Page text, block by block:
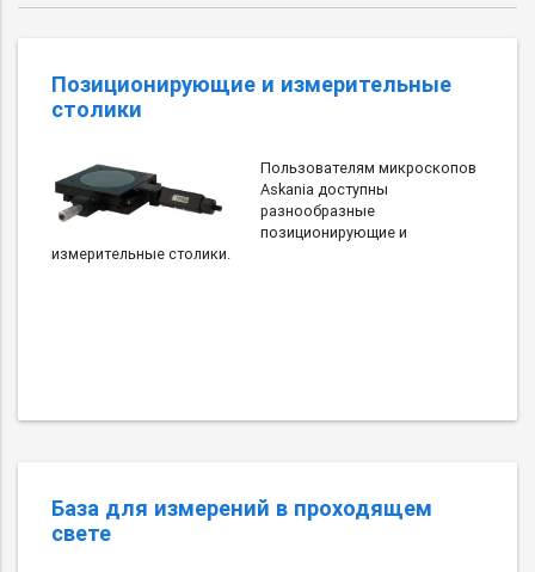
Позиционирующие и измерительные
столики
Пользователям микроскопов
Askania доступны
разнообразные
позиционирующие и
измерительные столики.
База для измерений в проходящем
свете